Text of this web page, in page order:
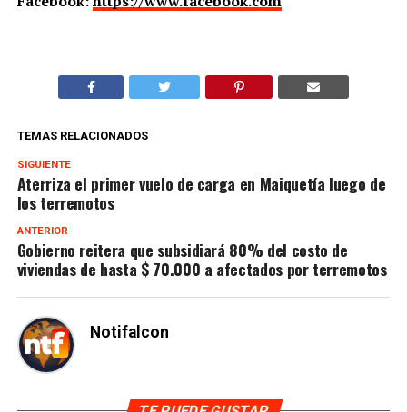
TEMAS RELACIONADOS
SIGUIENTE
Aterriza el primer vuelo de carga en Maiquetía luego de
los terremotos
ANTERIOR
Gobierno reitera que subsidiará 80% del costo de
viviendas de hasta $ 70.000 a afectados por terremotos
Notifalcon